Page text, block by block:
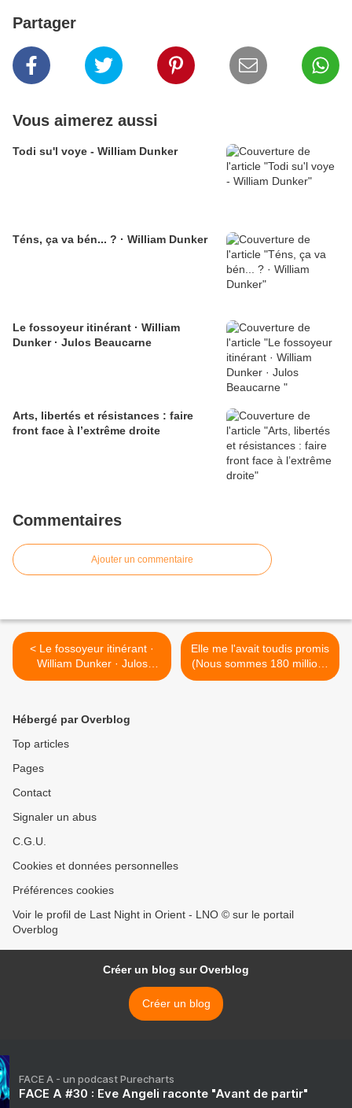
Partager
Vous aimerez aussi
Todi su'l voye - William Dunker
Téns, ça va bén... ? · William Dunker
Le fossoyeur itinérant · William
Dunker · Julos Beaucarne
Arts, libertés et résistances : faire
front face à l’extrême droite
Commentaires
Ajouter un commentaire
< Le fossoyeur itinérant ·
William Dunker · Julos
Beaucarne
Elle me l'avait toudis promis
(Nous sommes 180 millions
de francophones) (1974) >
Hébergé par Overblog
Top articles
Pages
Contact
Signaler un abus
C.G.U.
Cookies et données personnelles
Préférences cookies
Voir le profil de Last Night in Orient - LNO © sur le portail
Overblog
Créer un blog sur Overblog
Créer un blog
FACE A - un podcast Purecharts
FACE A #30 : Eve Angeli raconte "Avant de partir"